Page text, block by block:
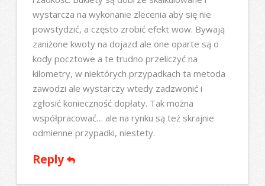
wystarcza na wykonanie zlecenia aby się nie
powstydzić, a często zrobić efekt wow. Bywają
zaniżone kwoty na dojazd ale one oparte są o
kody pocztowe a te trudno przeliczyć na
kilometry, w niektórych przypadkach ta metoda
zawodzi ale wystarczy wtedy zadzwonić i
zgłosić konieczność dopłaty. Tak można
współpracować… ale na rynku są też skrajnie
odmienne przypadki, niestety.
Reply